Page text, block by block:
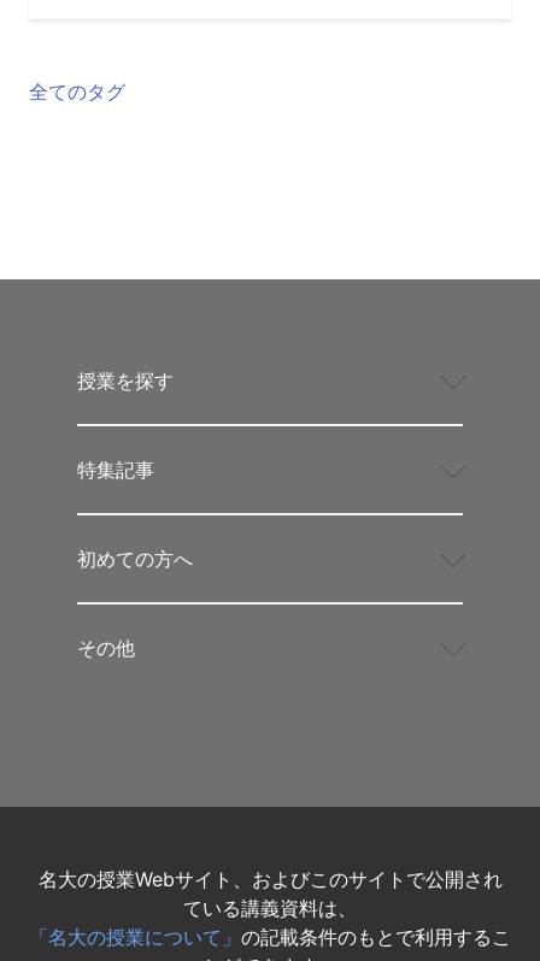
全てのタグ
授業を探す
特集記事
初めての方へ
その他
名大の授業Webサイト、およびこのサイトで公開され
ている講義資料は、
「名大の授業について」 の記載条件のもとで利用するこ